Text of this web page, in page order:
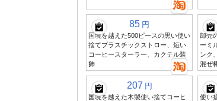
85 円
国境を越えた500ピースの黒い使い
捨てプラスチックストロー、短い
コーヒースターラー、カクテル装
飾
卸売
ーミ
ンク
混ぜ
207 円
国境を越えた木製使い捨てコーヒ
使い